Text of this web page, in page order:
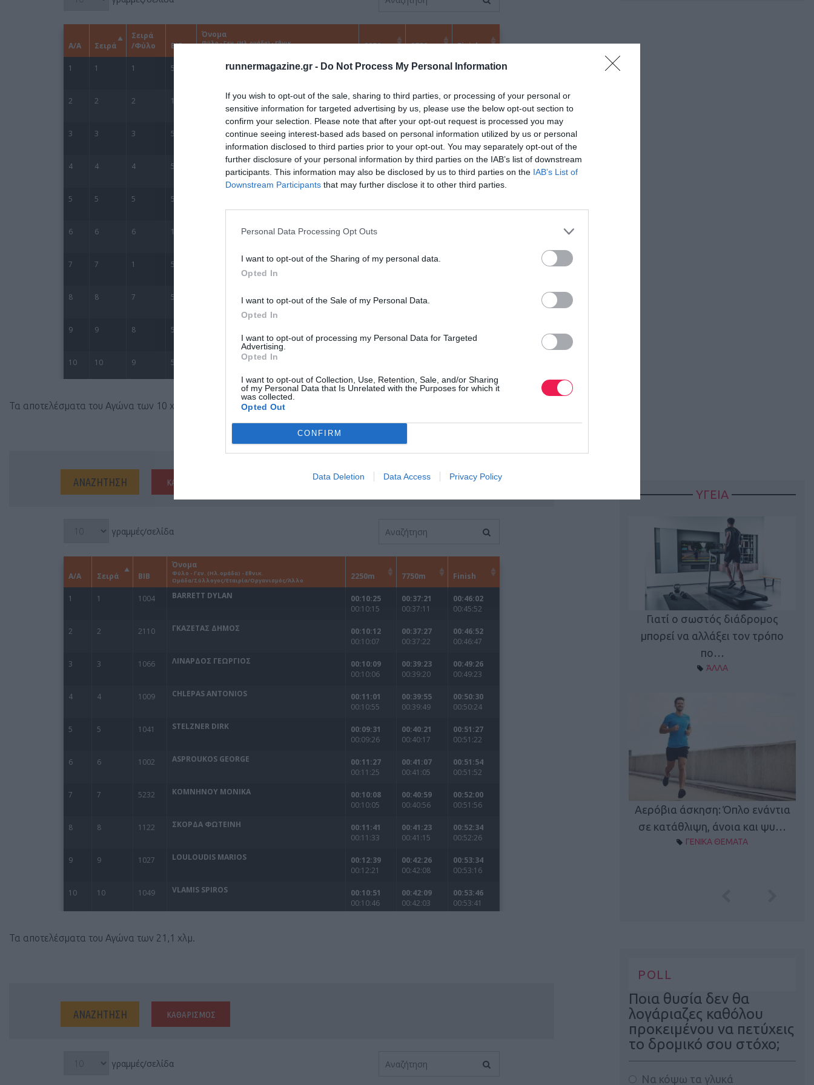
runnermagazine.gr - Do Not Process My Personal Information
If you wish to opt-out of the sale, sharing to third parties, or processing of your personal or
sensitive information for targeted advertising by us, please use the below opt-out section to
confirm your selection. Please note that after your opt-out request is processed you may
continue seeing interest-based ads based on personal information utilized by us or personal
information disclosed to third parties prior to your opt-out. You may separately opt-out of the
further disclosure of your personal information by third parties on the IAB’s list of downstream
participants. This information may also be disclosed by us to third parties on the IAB’s List of
Downstream Participants that may further disclose it to other third parties.
Personal Data Processing Opt Outs
I want to opt-out of the Sharing of my personal data.
Opted In
I want to opt-out of the Sale of my Personal Data.
Opted In
I want to opt-out of processing my Personal Data for Targeted
Advertising.
Opted In
I want to opt-out of Collection, Use, Retention, Sale, and/or Sharing
of my Personal Data that Is Unrelated with the Purposes for which it
was collected.
Opted Out
CONFIRM
Data Deletion Data Access Privacy Policy
Τα αποτελέσματα του Αγώνα των 10 χλμ.
Τα αποτελέσματα του Αγώνα των 21,1 χλμ.
ΥΓΕΙΑ
New Year Resolutions: Η άσκηση
στην κορυφή για το 2026!
Γιατί ο σωστός διάδρομος
μπορεί να αλλάξει τον τρόπο
πο…
ΆΛΛΑ
Αερόβια άσκηση: Όπλο ενάντια
σε κατάθλιψη, άνοια και ψυ…
ΓΕΝΙΚΑ ΘΕΜΑΤΑ
POLL
Ποια θυσία δεν θα
λογάριαζες καθόλου
προκειμένου να πετύχεις
το δρομικό σου στόχο;
Να κόψω τα γλυκά